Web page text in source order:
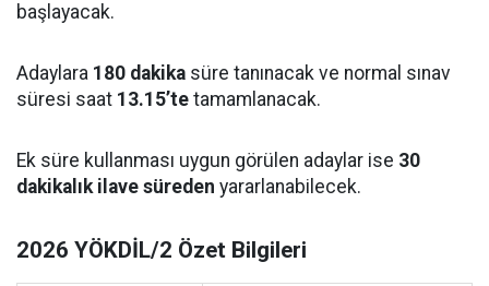
başlayacak.
Adaylara 180 dakika süre tanınacak ve normal sınav
süresi saat 13.15’te tamamlanacak.
Ek süre kullanması uygun görülen adaylar ise 30
dakikalık ilave süreden yararlanabilecek.
2026 YÖKDİL/2 Özet Bilgileri